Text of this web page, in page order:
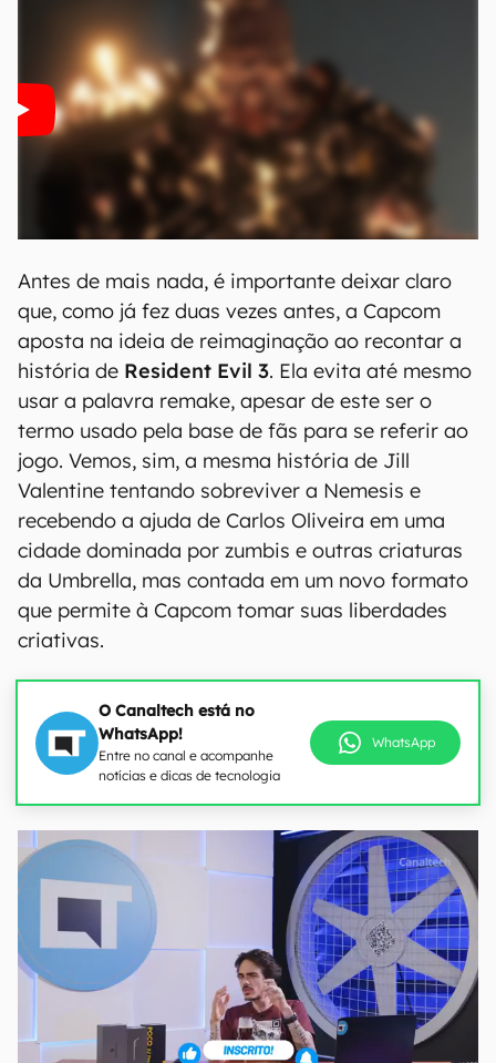
Antes de mais nada, é importante deixar claro
que, como já fez duas vezes antes, a Capcom
aposta na ideia de reimaginação ao recontar a
história de Resident Evil 3. Ela evita até mesmo
usar a palavra remake, apesar de este ser o
termo usado pela base de fãs para se referir ao
jogo. Vemos, sim, a mesma história de Jill
Valentine tentando sobreviver a Nemesis e
recebendo a ajuda de Carlos Oliveira em uma
cidade dominada por zumbis e outras criaturas
da Umbrella, mas contada em um novo formato
que permite à Capcom tomar suas liberdades
criativas.
O Canaltech está no
WhatsApp!
Entre no canal e acompanhe
notícias e dicas de tecnologia
WhatsApp